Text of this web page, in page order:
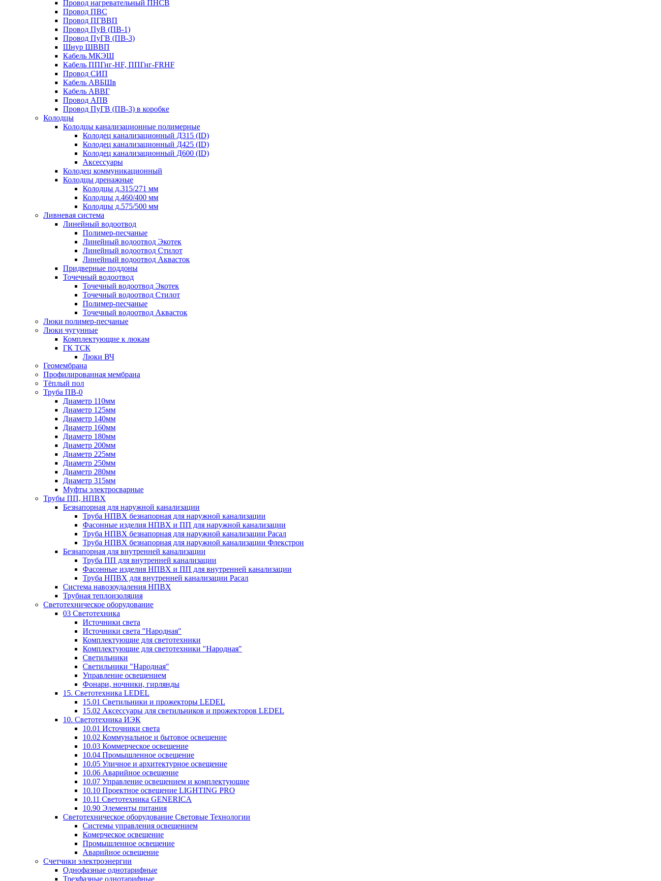
Провод нагревательный ПНСВ
Провод ПВС
Провод ПГВВП
Провод ПуВ (ПВ-1)
Провод ПуГВ (ПВ-3)
Шнур ШВВП
Кабель МКЭШ
Кабель ППГнг-HF, ППГнг-FRHF
Провод СИП
Кабель АВБШв
Кабель АВВГ
Провод АПВ
Провод ПуГВ (ПВ-3) в коробке
Колодцы
Колодцы канализационные полимерные
Колодец канализационный Д315 (ID)
Колодец канализационный Д425 (ID)
Колодец канализационный Д600 (ID)
Аксессуары
Колодец коммуникационный
Колодцы дренажные
Колодцы д.315/271 мм
Колодцы д.460/400 мм
Колодцы д.575/500 мм
Ливневая система
Линейный водоотвод
Полимер-песчаные
Линейный водоотвод Экотек
Линейный водоотвод Стилот
Линейный водоотвод Аквасток
Придверные поддоны
Точечный водоотвод
Точечный водоотвод Экотек
Точечный водоотвод Стилот
Полимер-песчаные
Точечный водоотвод Аквасток
Люки полимер-песчаные
Люки чугунные
Комплектующие к люкам
ГК ТСК
Люки ВЧ
Геомембрана
Профилированная мембрана
Тёплый пол
Труба ПВ-0
Диаметр 110мм
Диаметр 125мм
Диаметр 140мм
Диаметр 160мм
Диаметр 180мм
Диаметр 200мм
Диаметр 225мм
Диаметр 250мм
Диаметр 280мм
Диаметр 315мм
Муфты электросварные
Трубы ПП, НПВХ
Безнапорная для наружной канализации
Труба НПВХ безнапорная для наружной канализации
Фасонные изделия НПВХ и ПП для наружной канализации
Труба НПВХ безнапорная для наружной канализации Расал
Труба НПВХ безнапорная для наружной канализации Флекстрон
Безнапорная для внутренней канализации
Труба ПП для внутренней канализации
Фасонные изделия НПВХ и ПП для внутренней канализации
Труба НПВХ для внутренней канализации Расал
Система навозоудаления НПВХ
Трубная теплоизоляция
Светотехническое оборудование
03 Светотехника
Источники света
Источники света "Народная"
Комплектующие для светотехники
Комплектующие для светотехники "Народная"
Светильники
Светильники "Народная"
Управление освещением
Фонари, ночники, гирлянды
15. Светотехника LEDEL
15.01 Светильники и прожекторы LEDEL
15.02 Аксессуары для светильников и прожекторов LEDEL
10. Светотехника ИЭК
10.01 Источники света
10.02 Коммунальное и бытовое освещение
10.03 Коммерческое освещение
10.04 Промышленное освещение
10.05 Уличное и архитектурное освещение
10.06 Аварийное освещение
10.07 Управление освещением и комплектующие
10.10 Проектное освещение LIGHTING PRO
10.11 Светотехника GENERICA
10.90 Элементы питания
Светотехническое оборудование Световые Технологии
Системы управления освещением
Комерческое освещение
Промышленное освещение
Аварийное освещение
Счетчики электроэнергии
Однофазные однотарифные
Трехфазные однотарифные